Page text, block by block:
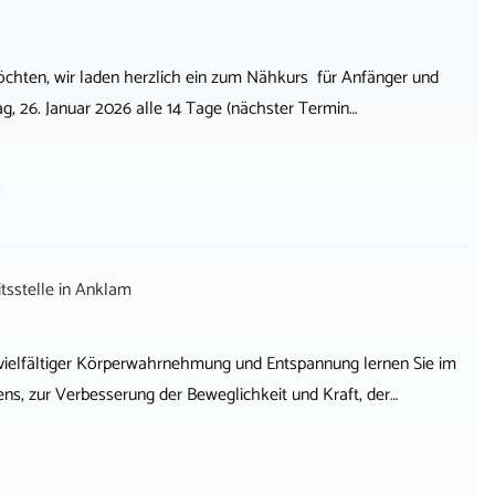
wir laden herzlich ein zum Nähkurs für Anfänger und
26. Januar 2026 alle 14 Tage (nächster Termin…
inAnklam
Körperwahrnehmung und Entspannung lernen Sie im
zur Verbesserung der Beweglichkeit und Kraft, der…